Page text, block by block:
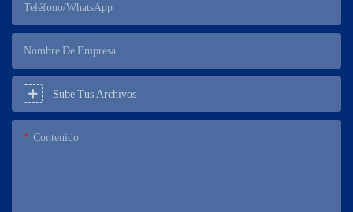
Teléfono/WhatsApp
Nombre De Empresa
Sube Tus Archivos
Contenido